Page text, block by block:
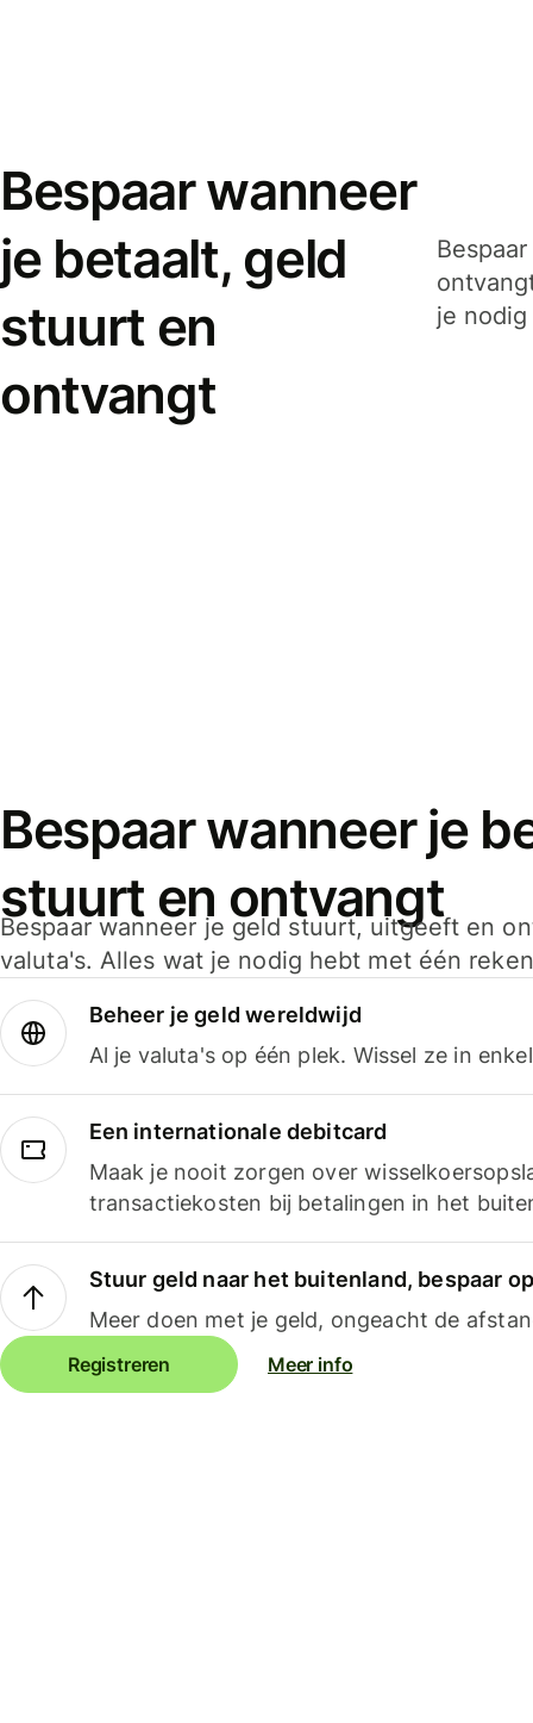
Bespaar wanneer
je betaalt, geld
stuurt en
ontvangt
je
Bespaar wanneer je
stuurt en ontvangt
Bespaar wanneer je geld stuurt, uitgeeft en
valuta's. Alles wat je nodig hebt met één
Beheer je geld wereldwijd
Al je valuta's op één plek. Wissel ze in
Een internationale debitcard
Maak je nooit zorgen over
transactiekosten bij betalingen in het
Stuur geld naar het buitenland, bespaar
Meer doen met je geld, ongeacht de
Registreren Meer info